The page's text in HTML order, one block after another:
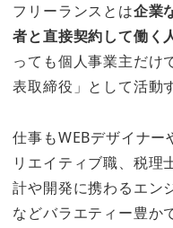
フリーランスとは企業
者と直接契約して働く
っても個人事業主だけ
表取締役」として活動
仕事もWEBデザイナー
リエイティブ職、税理
計や開発に携わるエン
などバラエティー豊か